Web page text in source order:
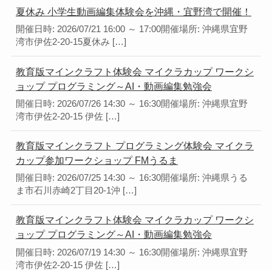
夏休み 小学生動画編集体験会を沖縄・宜野湾で開催！
開催日時: 2026/07/21 16:00 ～ 17:00開催場所: 沖縄県宜野
湾市伊佐2-20-15夏休み […]
教育版マインクラフト体験会 マイクラカップ ワークシ
ョップ プログラミング～AI・動画編集勉強会
開催日時: 2026/07/26 14:30 ～ 16:30開催場所: 沖縄県宜野
湾市伊佐2-20-15 伊佐 […]
教育版マインクラフト プログラミング体験会 マイクラ
カップ参加ワークショップ FMうるま
開催日時: 2026/07/25 14:30 ～ 16:30開催場所: 沖縄県うる
ま市石川赤崎2丁目20-1沖 […]
教育版マインクラフト体験会 マイクラカップ ワークシ
ョップ プログラミング～AI・動画編集勉強会
開催日時: 2026/07/19 14:30 ～ 16:30開催場所: 沖縄県宜野
湾市伊佐2-20-15 伊佐 […]